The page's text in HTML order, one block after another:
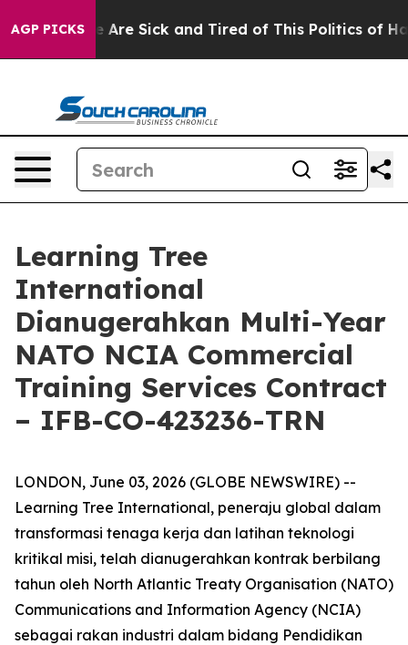
AGP PICKS
“People Are Sick and Tired of This Politics of
Learning Tree
International
Dianugerahkan Multi-Year
NATO NCIA Commercial
Training Services Contract
– IFB-CO-423236-TRN
LONDON, June 03, 2026 (GLOBE NEWSWIRE) --
Learning Tree International, peneraju global dalam
transformasi tenaga kerja dan latihan teknologi
kritikal misi, telah dianugerahkan kontrak berbilang
tahun oleh North Atlantic Treaty Organisation (NATO)
Communications and Information Agency (NCIA)
sebagai rakan industri dalam bidang Pendidikan